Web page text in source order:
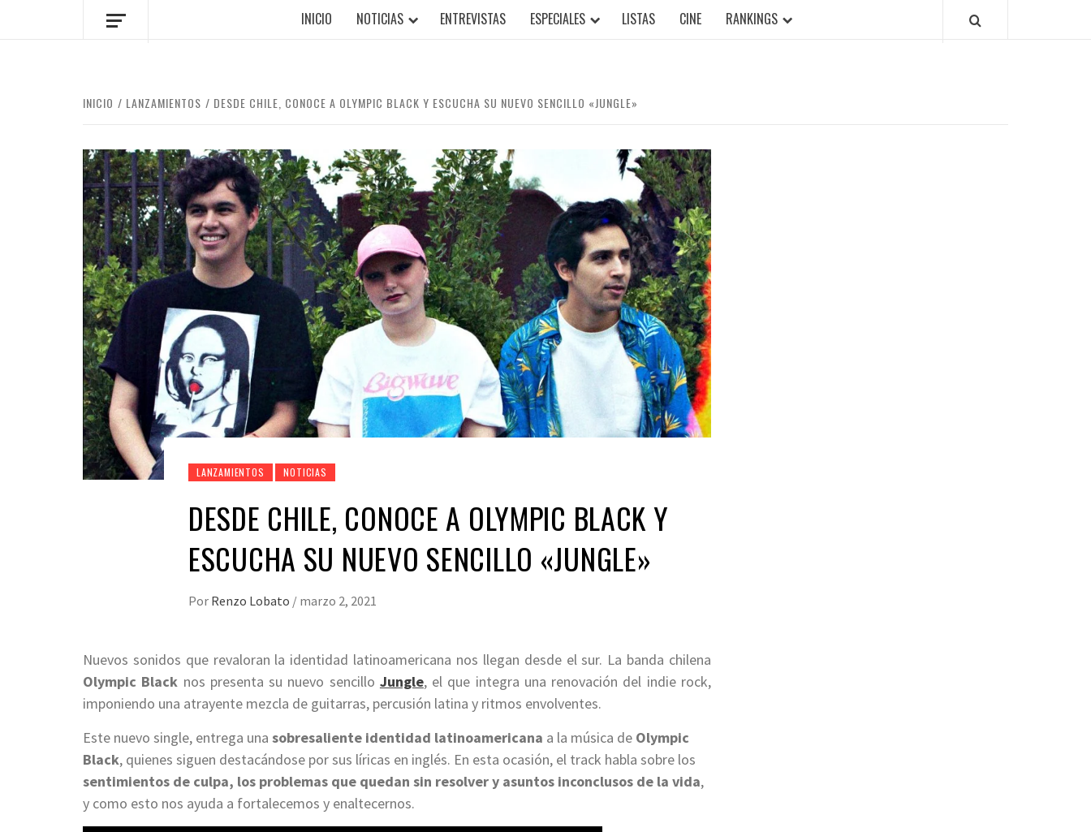
INICIO NOTICIAS ENTREVISTAS ESPECIALES LISTAS CINE RANKINGS
INICIO LANZAMIENTOS DESDE CHILE, CONOCE A OLYMPIC BLACK Y ESCUCHA SU NUEVO SENCILLO «JUNGLE»
LANZAMIENTOS NOTICIAS
DESDE CHILE, CONOCE A OLYMPIC BLACK Y
ESCUCHA SU NUEVO SENCILLO «JUNGLE»
Por Renzo Lobato / marzo 2, 2021
Nuevos sonidos que revaloran la identidad latinoamericana nos llegan desde el sur. La banda chilena
Olympic Black nos presenta su nuevo sencillo Jungle, el que integra una renovación del indie rock,
imponiendo una atrayente mezcla de guitarras, percusión latina y ritmos envolventes.
Este nuevo single, entrega una sobresaliente identidad latinoamericana a la música de Olympic
Black, quienes siguen destacándose por sus líricas en inglés. En esta ocasión, el track habla sobre los
sentimientos de culpa, los problemas que quedan sin resolver y asuntos inconclusos de la vida,
y como esto nos ayuda a fortalecemos y enaltecernos.